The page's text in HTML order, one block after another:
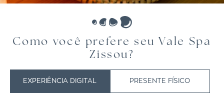
Como você prefere seu Vale Spa
Zissou?
EXPERIÊNCIA DIGITAL PRESENTE FÍSICO